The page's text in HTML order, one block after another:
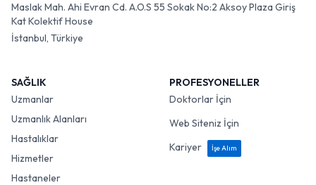
Maslak Mah. Ahi Evran Cd. A.O.S 55 Sokak No:2 Aksoy Plaza Giriş
Kat Kolektif House
İstanbul, Türkiye
SAĞLIK
Uzmanlar
Uzmanlık Alanları
Hastalıklar
Hizmetler
Hastaneler
PROFESYONELLER
Doktorlar İçin
Web Siteniz İçin
Kariyer
İşe Alım